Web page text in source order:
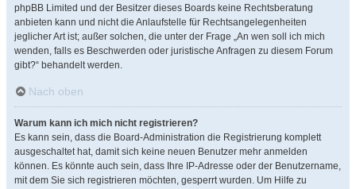
phpBB Limited und der Besitzer dieses Boards keine Rechtsberatung
anbieten kann und nicht die Anlaufstelle für Rechtsangelegenheiten
jeglicher Art ist; außer solchen, die unter der Frage „An wen soll ich mich
wenden, falls es Beschwerden oder juristische Anfragen zu diesem Forum
gibt?“ behandelt werden.
Nach oben
Warum kann ich mich nicht registrieren?
Es kann sein, dass die Board-Administration die Registrierung komplett
ausgeschaltet hat, damit sich keine neuen Benutzer mehr anmelden
können. Es könnte auch sein, dass Ihre IP-Adresse oder der Benutzername,
mit dem Sie sich registrieren möchten, gesperrt wurden. Um Hilfe zu